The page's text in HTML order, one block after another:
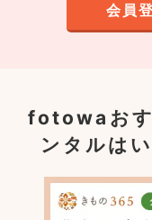
会員
fotowaお
ンタルは